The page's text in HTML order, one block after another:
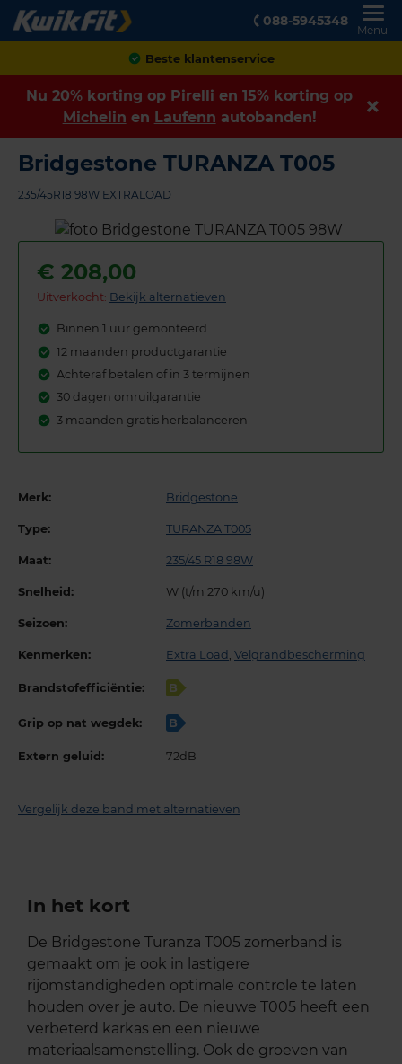
088-5945348
Menu
Achteraf betalen
Nu 20% korting op Pirelli en 15% korting op
Michelin en Laufenn autobanden!
Bridgestone TURANZA T005
235/45R18 98W EXTRALOAD
€ 208,00
Uitverkocht: Bekijk alternatieven
Binnen 1 uur gemonteerd
12 maanden productgarantie
Achteraf betalen of in 3 termijnen
30 dagen omruilgarantie
3 maanden gratis herbalanceren
Merk: Bridgestone
Type: TURANZA T005
Maat: 235/45 R18 98W
Snelheid: W (t/m 270 km/u)
Seizoen: Zomerbanden
Kenmerken: Extra Load , Velgrandbescherming
Brandstofefficiëntie: B
Grip op nat wegdek: B
Extern geluid: 72dB
Vergelijk deze band met alternatieven
In het kort
De Bridgestone Turanza T005 zomerband is
gemaakt om je ook in lastigere
rijomstandigheden optimale controle te laten
houden over je auto. De nieuwe T005 heeft een
verbeterd karkas en een nieuwe
materiaalsamenstelling. Ook de groeven van